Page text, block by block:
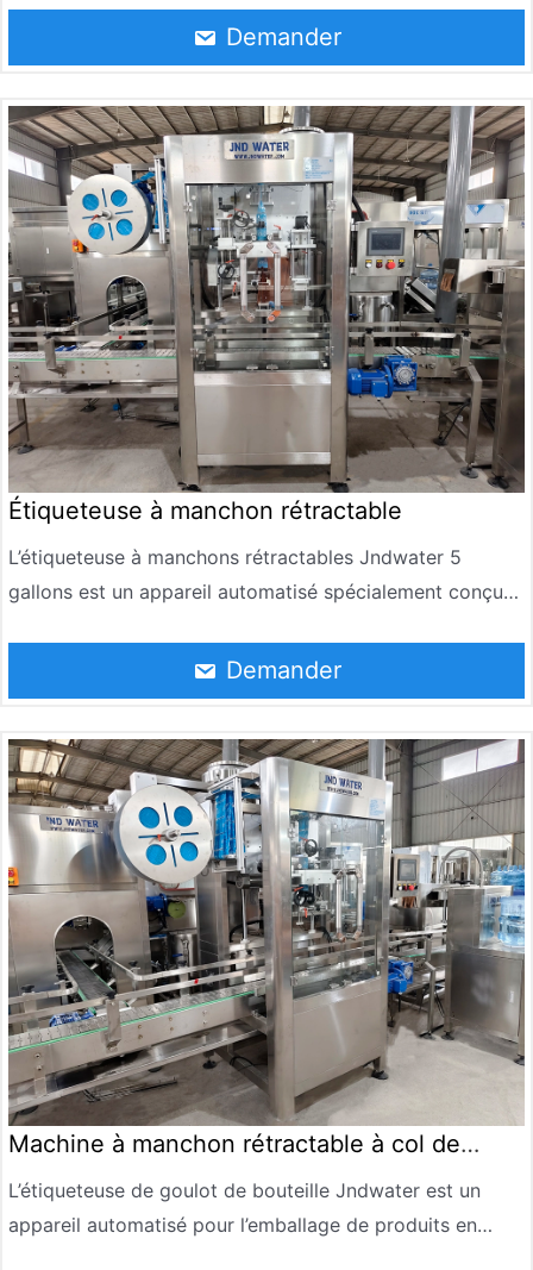
condiments, les cosmétiques, l’alimentation, la médecine
et d’autres industries pour mettre des étiquettes sur les
Demander
Étiqueteuse à manchon rétractable
L’étiqueteuse à manchons rétractables Jndwater 5
gallons est un appareil automatisé spécialement conçu
largement utilisé dans les lignes de production
d’emballages dans les industries de l’eau potable, des
Demander
Machine à manchon rétractable à col de
bouteille
L’étiqueteuse de goulot de bouteille Jndwater est un
appareil automatisé pour l’emballage de produits en